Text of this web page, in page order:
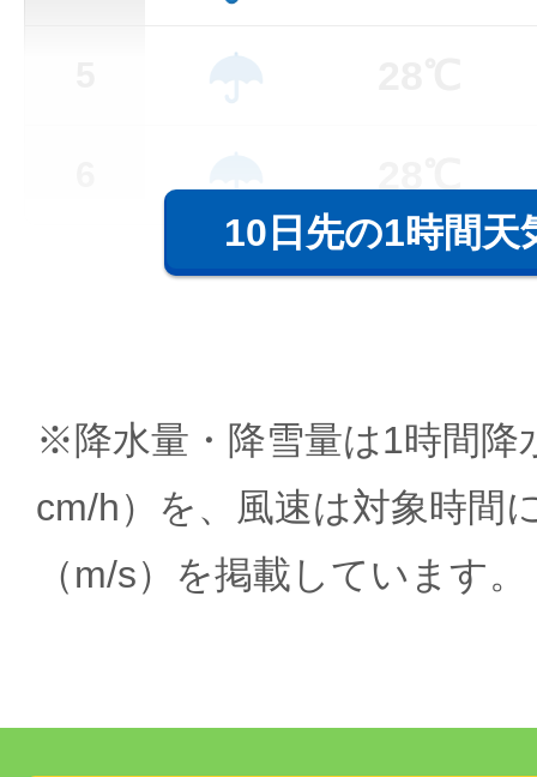
10日先の1時間天
※降水量・降雪量は1時間降
cm/h）を、風速は対象時間
（m/s）を掲載しています。